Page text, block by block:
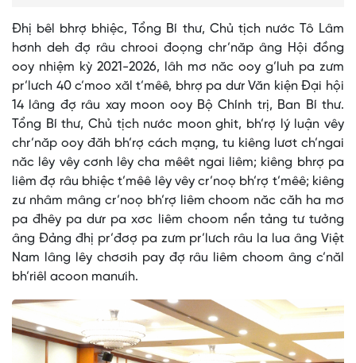
Đhị bêl bhrợ bhiệc, Tổng Bí thư, Chủ tịch nước Tô Lâm
hơnh deh đợ râu chrooi đoọng chr’năp âng Hội đồng
ooy nhiệm kỳ 2021-2026, lâh mơ năc ooy g’luh pa zưm
pr’lưch 40 c’moo xăl t’mêê, bhrợ pa dưr Văn kiện Đại hội
14 lâng đợ râu xay moon ooy Bộ Chính trị, Ban Bí thư.
Tổng Bí thư, Chủ tịch nước moon ghit, bh’rợ lý luận vêy
chr’năp ooy đăh bh’rợ cách mạng, tu kiêng lươt ch’ngai
năc lêy vêy cơnh lêy cha mêêt ngai liêm; kiêng bhrợ pa
liêm đợ râu bhiệc t’mêê lêy vêy cr’noọ bh’rợ t’mêê; kiêng
zư nhâm mâng cr’noọ bh’rợ liêm choom năc căh ha mơ
pa đhêy pa dưr pa xơc liêm choom nền tảng tư tưởng
âng Đảng đhị pr’đơợ pa zưm pr’lưch râu la lua âng Việt
Nam lâng lêy chơơih pay đợ râu liêm choom âng c’năl
bh’riêl acoon manưih.